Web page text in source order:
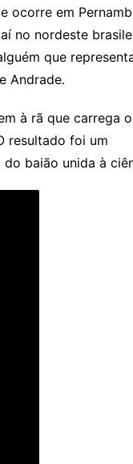
ocorre em
no nordeste
que
Andrade.
à rã que carrega o
resultado foi um
baião unida à